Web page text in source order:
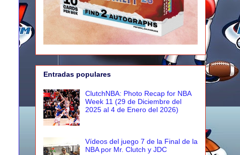
Entradas populares
ClutchNBA: Photo Recap for NBA
Week 11 (29 de Diciembre del
2025 al 4 de Enero del 2026)
Vídeos del juego 7 de la Final de la
NBA por Mr. Clutch y JDC